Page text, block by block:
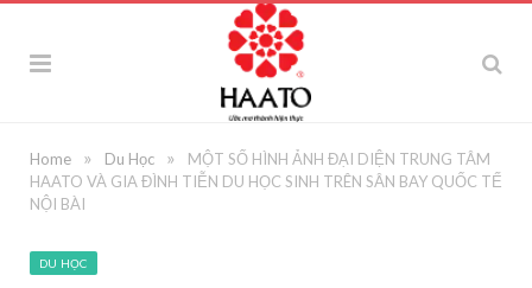
Home » Du Học »
MỘT SỐ HÌNH ẢNH ĐẠI DIỆN TRUNG TÂM
HAATO VÀ GIA ĐÌNH TIỄN DU HỌC SINH TRÊN SÂN BAY QUỐC TẾ
NỘI BÀI
DU HỌC